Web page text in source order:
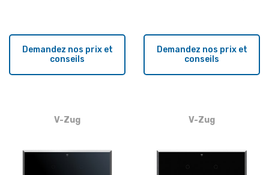
Demandez nos prix et
conseils
Demandez nos prix et
conseils
V-Zug V-Zug